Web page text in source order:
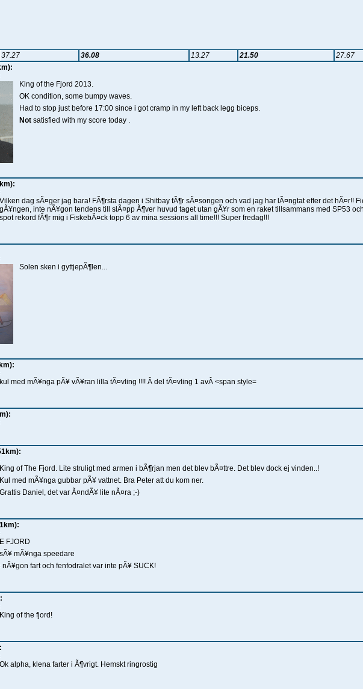
37.27 36.08 13.27 21.50 27.67
King of the Fjord 2013.
OK condition, some bumpy waves.
Had to stop just before 17:00 since i got cramp in my left back legg biceps.
Not satisfied with my score today .
Vilken dag sÃ¤ger jag bara! FÃ¶rsta dagen i Shitbay fÃ¶r sÃ¤songen och vad jag har lÃ¤ngtat efter det hÃ¤r!!
gÃ¥ngen, inte nÃ¥gon tendens till slÃ¤pp Ã¶ver huvud taget utan gÃ¥r som en raket tillsammans med SP53
spot rekord fÃ¶r mig i FiskebÃ¤ck topp 6 av mina sessions all time!!! Super fredag!!!
Solen sken i gyttjepÃ¶len...
kul med mÃ¥nga pÃ¥ vÃ¥ran lilla tÃ¤vling !!!! Â del tÃ¤vling 1 avÂ <span style=
King of The Fjord. Lite struligt med armen i bÃ¶rjan men det blev bÃ¤ttre. Det blev dock ej vinden..!
Kul med mÃ¥nga gubbar pÃ¥ vattnet. Bra Peter att du kom ner.
Grattis Daniel, det var Ã¤ndÃ¥ lite nÃ¤ra ;-)
FJORD
mÃ¥nga speedare
nÃ¥gon fart och fenfodralet var inte pÃ¥ SUCK!
King of the fjord!
Ok alpha, klena farter i Ã¶vrigt. Hemskt ringrostig